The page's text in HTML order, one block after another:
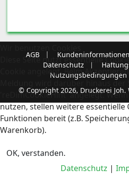
AGB Kundeninformationen
Datenschutz
Nutzungsbedingungen
© Copyright 2026, Druckerei Joh.
Diese Seite nutzt essentielle
Cookie angelegt. Beim
Meldung wird darüber hinaus der
'reDimCookieHint' angelegt.
nutzen, stellen weitere essentielle
Funktionen bereit (z.B.
Warenkorb).
OK, verstanden.
Datenschutz |